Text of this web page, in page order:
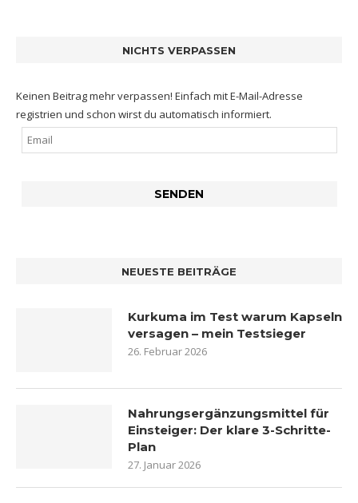
NICHTS VERPASSEN
Keinen Beitrag mehr verpassen! Einfach mit E-Mail-Adresse
registrien und schon wirst du automatisch informiert.
NEUESTE BEITRÄGE
Kurkuma im Test warum Kapseln
versagen – mein Testsieger
26. Februar 2026
Nahrungsergänzungsmittel für
Einsteiger: Der klare 3-Schritte-
Plan
27. Januar 2026